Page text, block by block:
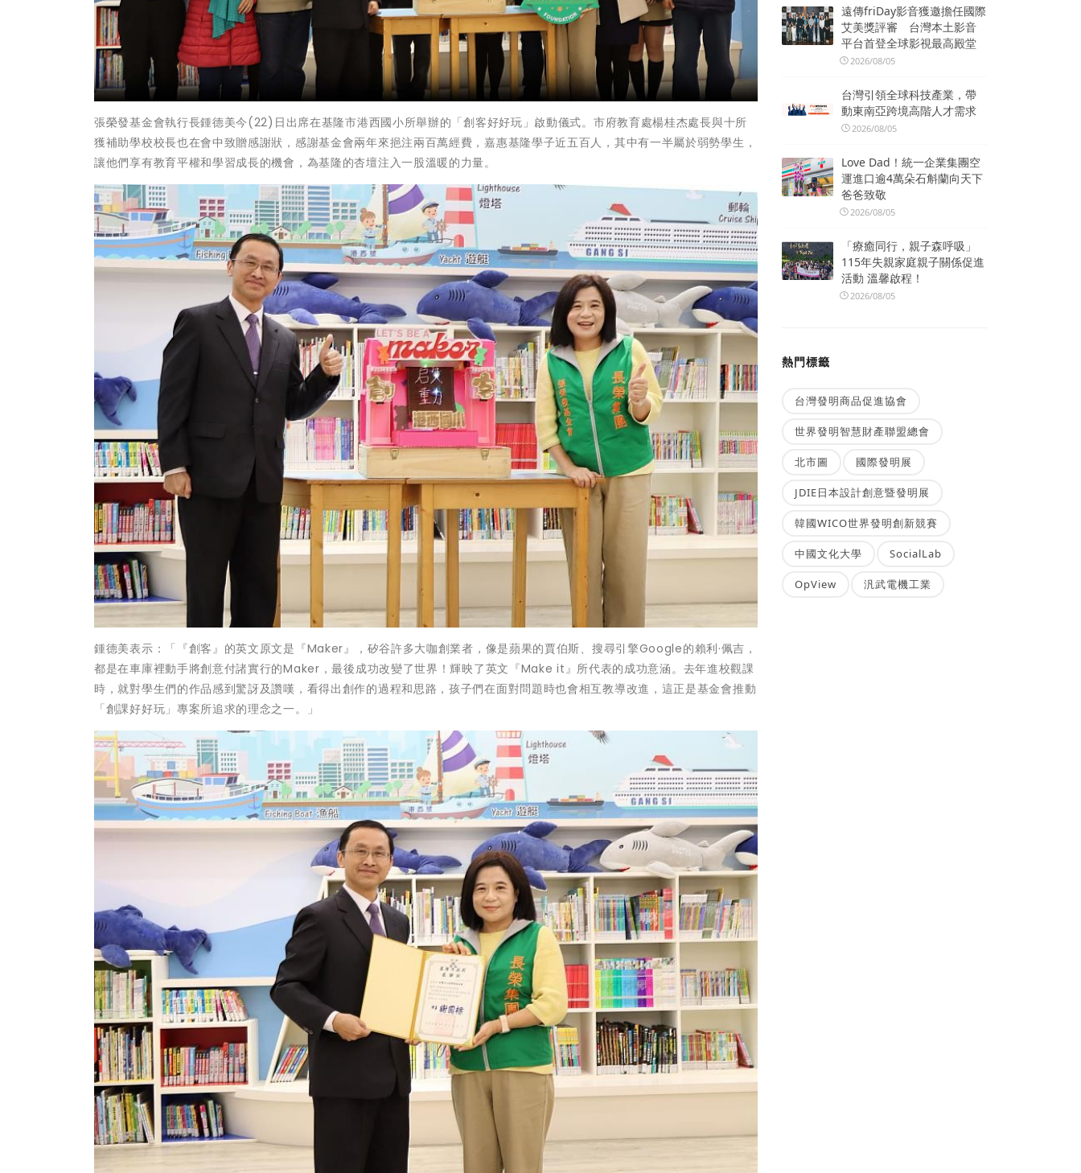
張榮發基金會執行長鍾德美今(22)日出席在基隆市港西國小所舉辦的「創客好好玩」啟動儀式。市府教育處楊桂杰處長與十所
獲補助學校校長也在會中致贈感謝狀，感謝基金會兩年來挹注兩百萬經費，嘉惠基隆學子近五百人，其中有一半屬於弱勢學生，
讓他們享有教育平權和學習成長的機會，為基隆的杏壇注入一股溫暖的力量。
鍾德美表示：「『創客』的英文原文是『Maker』，矽谷許多大咖創業者，像是蘋果的賈伯斯、搜尋引擎Google的賴利·佩吉，
都是在車庫裡動手將創意付諸實行的Maker，最後成功改變了世界！輝映了英文『Make it』所代表的成功意涵。去年進校觀課
時，就對學生們的作品感到驚訝及讚嘆，看得出創作的過程和思路，孩子們在面對問題時也會相互教導改進，這正是基金會推動
「創課好好玩」專案所追求的理念之一。」
遠傳friDay影音獲邀擔任國際
艾美獎評審 台灣本土影音
平台首登全球影視最高殿堂
2026/08/05
台灣引領全球科技產業，帶
動東南亞跨境高階人才需求
2026/08/05
Love Dad！統一企業集團空
運進口逾4萬朵石斛蘭向天下
爸爸致敬
2026/08/05
「療癒同行，親子森呼吸」
115年失親家庭親子關係促進
活動 溫馨啟程！
2026/08/05
熱門標籤
台灣發明商品促進協會
世界發明智慧財產聯盟總會
北市圖 國際發明展
JDIE日本設計創意暨發明展
韓國WICO世界發明創新競賽
中國文化大學 SocialLab
OpView 汎武電機工業